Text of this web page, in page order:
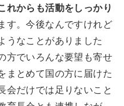
れからも活動をしっかり
す。今後なんですけれど
うなことがありました
方でいろんな要望も寄せ
まとめて国の方に届けた
会だけでは足りないこと